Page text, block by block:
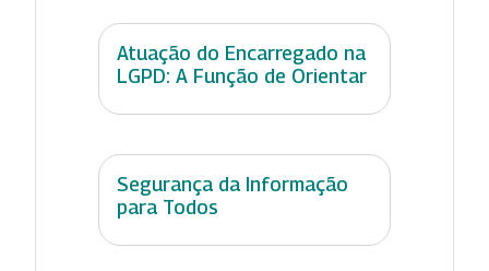
Atuação do Encarregado na
LGPD: A Função de Orientar
Segurança da Informação
para Todos